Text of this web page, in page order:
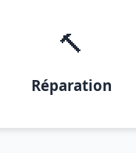
🔨
Réparation